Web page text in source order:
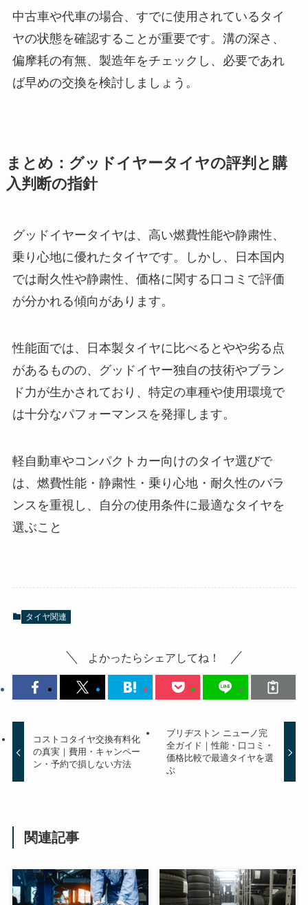
中古車や代車の場合、すでに使用されているタイ
ヤの状態を確認することが重要です。溝の深さ、
偏摩耗の有無、製造年をチェックし、必要であれ
ば早めの交換を検討しましょう。
まとめ：グッドイヤータイヤの評判と購
入判断の指針
グッドイヤータイヤは、高い燃費性能や静粛性、
乗り心地に優れたタイヤです。しかし、日本国内
では耐久性や静粛性、価格に関する口コミで評価
が分かれる傾向があります。
性能面では、日本製タイヤに比べるとやや劣る点
があるものの、グッドイヤー独自の技術やブラン
ド力が生かされており、特定の車種や使用環境で
は十分なパフォーマンスを発揮します。
軽自動車やコンパクトカー向けのタイヤ選びで
は、燃費性能・静粛性・乗り心地・耐久性のバラ
ンスを重視し、自分の使用条件に最適なタイヤを
選ぶこと
タイヤ関連
よかったらシェアしてね！
コストコタイヤ交換有料化
の真実｜費用・キャンペー
ン・予約で損しない方法
ブリヂストン ニューノ完
全ガイド｜性能・口コミ・
価格比較で最適タイヤを選
ぶ
関連記事